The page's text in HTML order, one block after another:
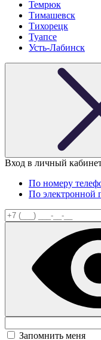
Темрюк
Тимашевск
Тихорецк
Туапсе
Усть-Лабинск
Вход в личный
По номеру
По электронной
Запомнить меня